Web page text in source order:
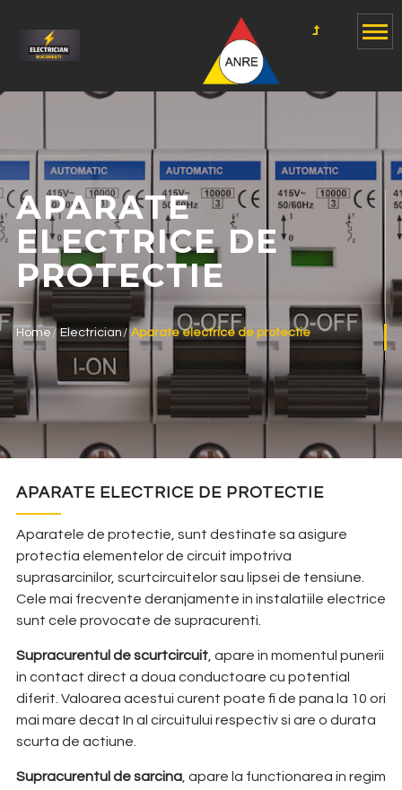
APARATE
ELECTRICE DE
PROTECTIE
Home Electrician Aparate electrice de protectie
APARATE ELECTRICE DE PROTECTIE
Aparatele de protectie, sunt destinate sa asigure
protectia elementelor de circuit impotriva
suprasarcinilor, scurtcircuitelor sau lipsei de tensiune.
Cele mai frecvente deranjamente in instalatiile electrice
sunt cele provocate de supracurenti.
Supracurentul de scurtcircuit, apare in momentul punerii
in contact direct a doua conductoare cu potential
diferit. Valoarea acestui curent poate fi de pana la 10 ori
mai mare decat In al circuitului respectiv si are o durata
scurta de actiune.
Supracurentul de sarcina, apare la functionarea in regim